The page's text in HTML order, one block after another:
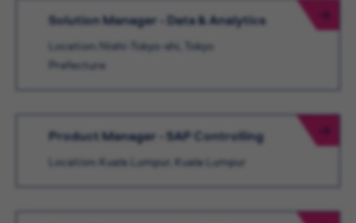
Solution Manager - Data & Analytics
Location: Nishi-Tokyo-shi, Tokyo
Prefecture
Product Manager - SAP Controlling
Location: Kuala Lumpur, Kuala Lumpur